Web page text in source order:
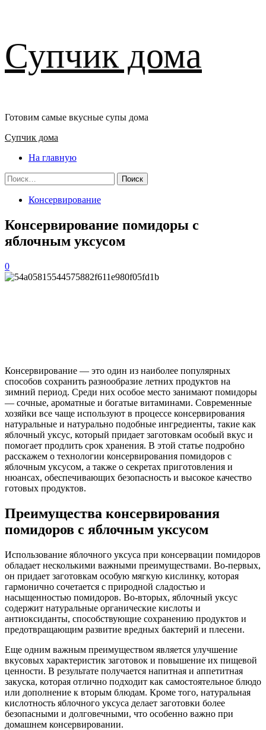
к
содержимому
Супчик дома
Готовим самые вкусные супы дома
Основное
Супчик дома
На главную
Найти:
Консервирование
Консервирование помидоры с
яблочным уксусом
0
Консервирование — это один из наиболее популярных
способов сохранить разнообразие летних продуктов на
зимний период. Среди них особое место занимают помидоры
— сочные, ароматные и богатые витаминами. Современные
хозяйки все чаще используют в процессе консервирования
натуральные и натурально подобные ингредиенты, такие как
яблочный уксус, который придает заготовкам особый вкус и
помогает продлить срок хранения. В этой статье подробно
расскажем о технологии консервирования помидоров с
яблочным уксусом, а также о секретах приготовления и
нюансах, обеспечивающих безопасность и высокое качество
готовых продуктов.
Преимущества консервирования
помидоров с яблочным уксусом
Использование яблочного уксуса при консервации помидоров
обладает несколькими важными преимуществами. Во-первых,
он придает заготовкам особую мягкую кислинку, которая
гармонично сочетается с природной сладостью и
насыщенностью помидоров. Во-вторых, яблочный уксус
содержит натуральные органические кислоты и
антиоксиданты, способствующие сохранению продуктов и
предотвращающим развитие вредных бактерий и плесени.
Еще одним важным преимуществом является улучшение
вкусовых характеристик заготовок и повышение их пищевой
ценности. В результате получается напитная и аппетитная
закуска, которая отлично подходит как самостоятельное блюдо
или дополнение к вторым блюдам. Кроме того, натуральная
кислотность яблочного уксуса делает заготовки более
безопасными и долговечными, что особенно важно при
домашнем консервировании.